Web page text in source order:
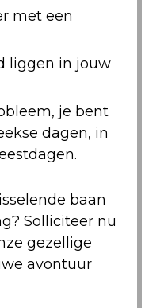
met een
liggen in jouw
je bent
dagen, in
baan
Solliciteer nu
gezellige
avontuur